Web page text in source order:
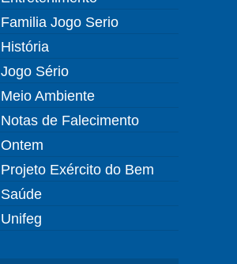
Familia Jogo Serio
História
Jogo Sério
Meio Ambiente
Notas de Falecimento
Ontem
Projeto Exército do Bem
Saúde
Unifeg